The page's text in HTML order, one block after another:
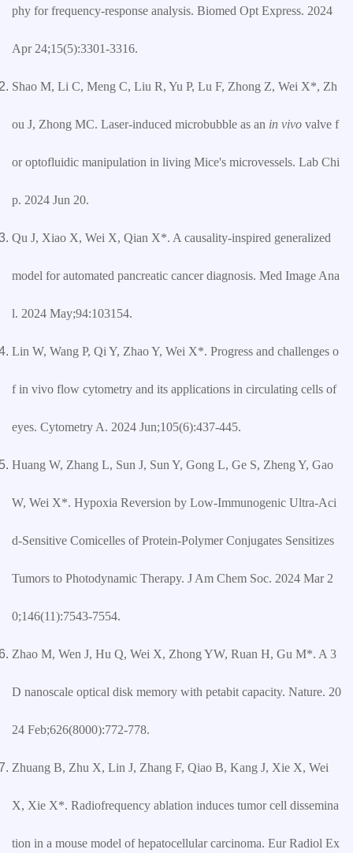
phy for frequency-response analysis. Biomed Opt Express. 2024
Apr 24;15(5):3301-3316.
Shao M, Li C, Meng C, Liu R, Yu P, Lu F, Zhong Z, Wei X*, Zh
ou J, Zhong MC. Laser-induced microbubble as an in vivo valve f
or optofluidic manipulation in living Mice's microvessels. Lab Chi
p. 2024 Jun 20.
Qu J, Xiao X, Wei X, Qian X*. A causality-inspired generalized
model for automated pancreatic cancer diagnosis. Med Image Ana
l. 2024 May;94:103154.
Lin W, Wang P, Qi Y, Zhao Y, Wei X*. Progress and challenges o
f in vivo flow cytometry and its applications in circulating cells of
eyes. Cytometry A. 2024 Jun;105(6):437-445.
Huang W, Zhang L, Sun J, Sun Y, Gong L, Ge S, Zheng Y, Gao
W, Wei X*. Hypoxia Reversion by Low-Immunogenic Ultra-Aci
d-Sensitive Comicelles of Protein-Polymer Conjugates Sensitizes
Tumors to Photodynamic Therapy. J Am Chem Soc. 2024 Mar 2
0;146(11):7543-7554.
Zhao M, Wen J, Hu Q, Wei X, Zhong YW, Ruan H, Gu M*. A 3
D nanoscale optical disk memory with petabit capacity. Nature. 20
24 Feb;626(8000):772-778.
Zhuang B, Zhu X, Lin J, Zhang F, Qiao B, Kang J, Xie X, Wei
X, Xie X*. Radiofrequency ablation induces tumor cell dissemina
tion in a mouse model of hepatocellular carcinoma. Eur Radiol Ex